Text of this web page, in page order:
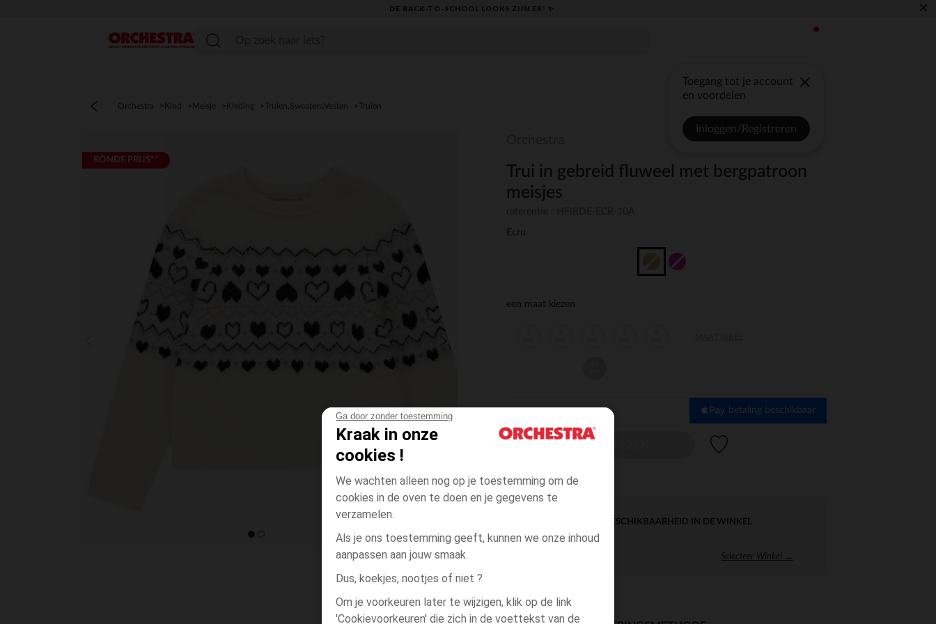
Ga door zonder toestemming
Kraak in onze
cookies !
We wachten alleen nog op je toestemming om de
cookies in de oven te doen en je gegevens te
verzamelen.
Als je ons toestemming geeft, kunnen we onze inhoud
aanpassen aan jouw smaak.
Dus, koekjes, nootjes of niet ?
Om je voorkeuren later te wijzigen, klik op de link
'Cookievoorkeuren' die zich in de voettekst van de
DE BACK-TO-SCHOOL LOOKS ZIJN ER! ✨ ×
menu
Toegang tot je account
en voordelen
Inloggen/Registreren
Orchestra Kind Meisje Kleding Truien,Sweaters,Vesten Truien
RONDE PRIJS**
Trui in gebreid fluweel met bergpatroon
meisjes
Ecru
een maat kiezen
betaling beschikbaar
DIRECTE BESCHIKBAARHEID IN DE WINKEL
Selecteer Winkel →